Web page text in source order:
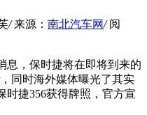
/ 来源： 南北汽车网/ 阅
息，保时捷将在即将到来的
同时海外媒体曝光了其实
时捷356获得牌照，官方宣